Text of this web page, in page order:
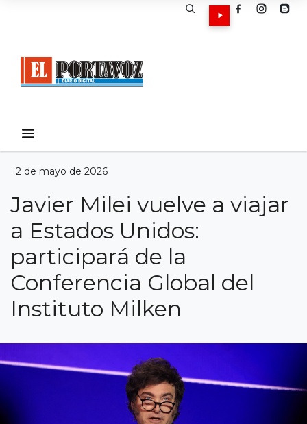
2 de mayo de 2026
Javier Milei vuelve a viajar
a Estados Unidos:
participará de la
Conferencia Global del
Instituto Milken